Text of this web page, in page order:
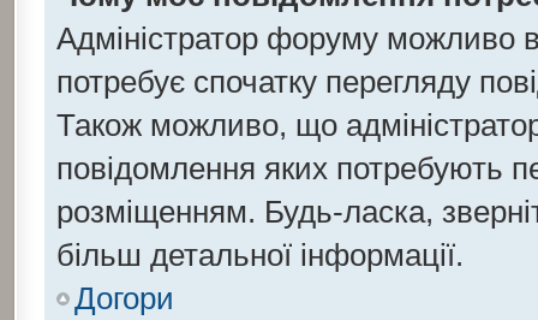
Адміністратор форуму
потребує спочатку перегляду
Також можливо, що
повідомлення яких потребують
розміщенням. Будь-ласка,
більш детальної інформації.
Догори